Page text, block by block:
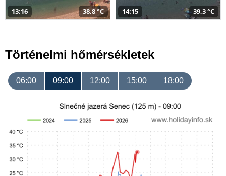
13:16 38,8 °C 14:15 39,3 °C
Történelmi hőmérsékletek
06:00 09:00 12:00 15:00 18:00